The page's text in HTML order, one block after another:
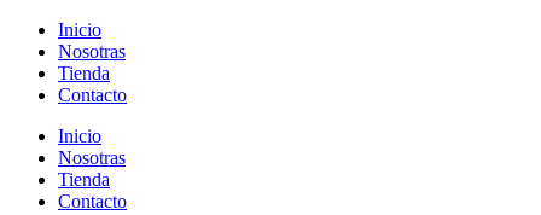
Inicio
Nosotras
Tienda
Contacto
Inicio
Nosotras
Tienda
Contacto